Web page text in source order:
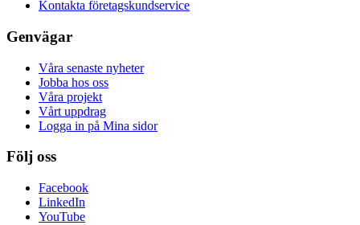
Kontakta företagskundservice
Genvägar
Våra senaste nyheter
Jobba hos oss
Våra projekt
Vårt uppdrag
Logga in på Mina sidor
Följ oss
Facebook
LinkedIn
YouTube